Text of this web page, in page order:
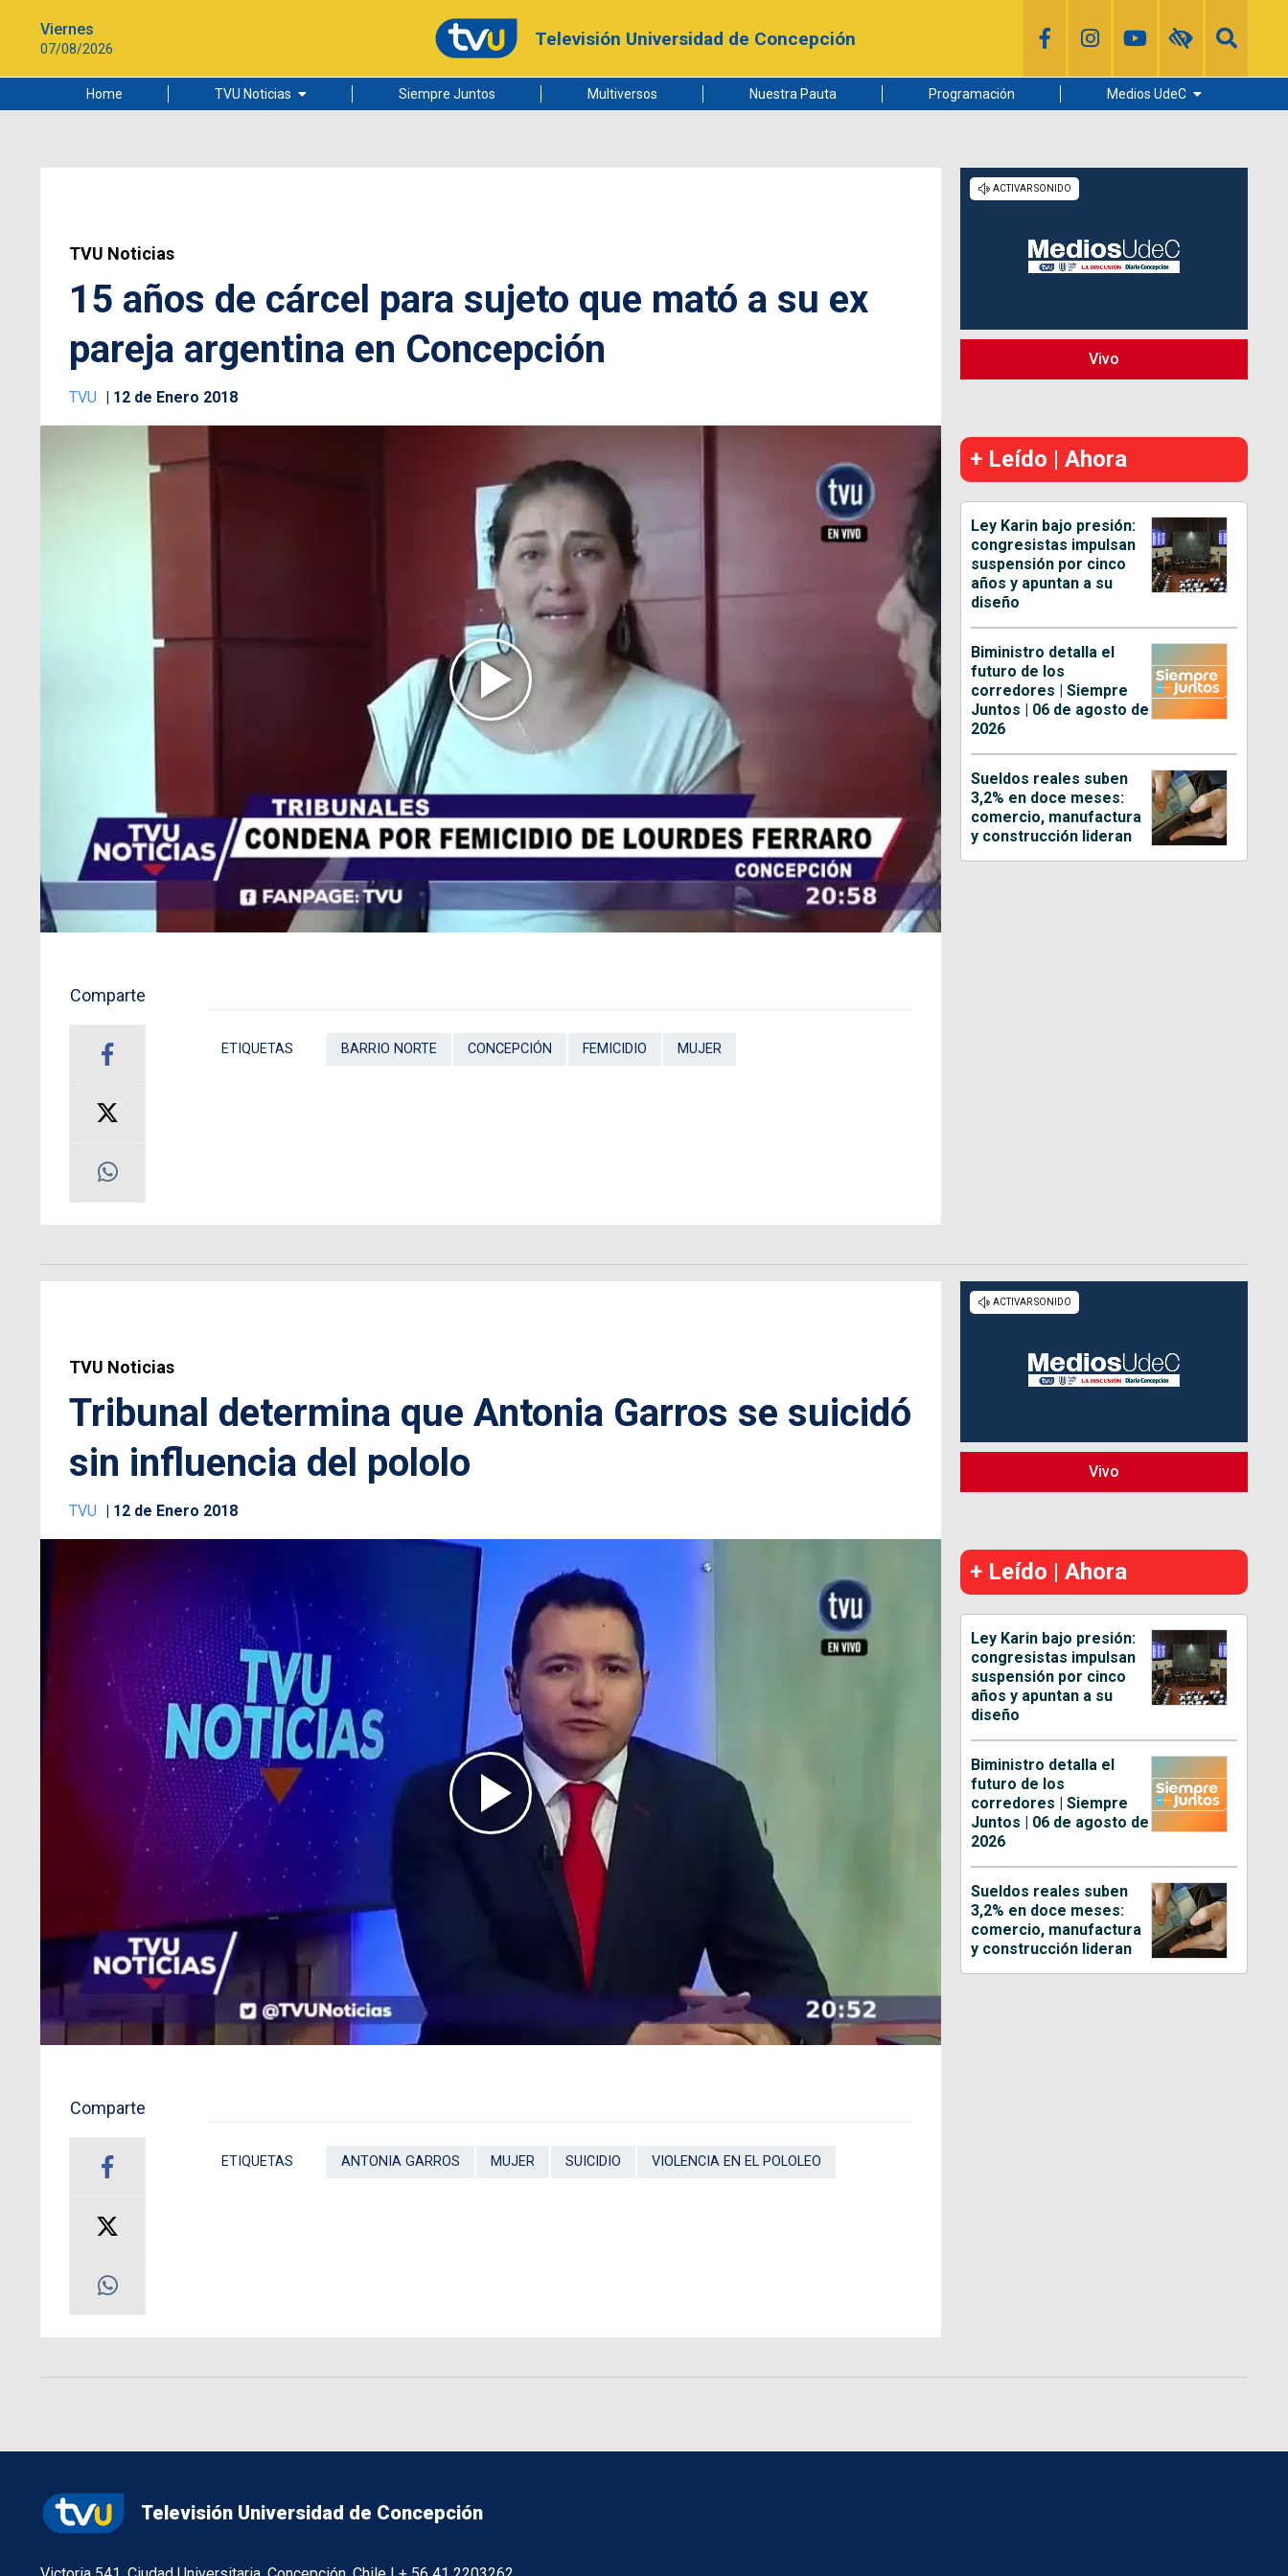
Viernes
07/08/2026 Televisión Universidad de Concepción
Home TVU Noticias
Ciudad
Siempre Juntos Multiversos Nuestra Pauta Programación Medios UdeC
Radio UdeC
Noticias UdeC
TVU Noticias
15 años de cárcel para sujeto que mató a su ex
pareja argentina en Concepción
TVU 12 de Enero 2018
Comparte
ETIQUETAS BARRIO NORTE CONCEPCIÓN FEMICIDIO MUJER
Vivo
+ Leído | Ahora
Ley Karin bajo presión:
congresistas impulsan
suspensión por cinco
años y apuntan a su
diseño
Biministro detalla el
futuro de los
corredores | Siempre
Juntos | 06 de agosto de
2026
Sueldos reales suben
3,2% en doce meses:
comercio, manufactura
y construcción lideran
TVU Noticias
Tribunal determina que Antonia Garros se suicidó
sin influencia del pololo
TVU 12 de Enero 2018
Comparte
ETIQUETAS ANTONIA GARROS MUJER SUICIDIO VIOLENCIA EN EL POLOLEO
Vivo
+ Leído | Ahora
Ley Karin bajo presión:
congresistas impulsan
suspensión por cinco
años y apuntan a su
diseño
Biministro detalla el
futuro de los
corredores | Siempre
Juntos | 06 de agosto de
2026
Sueldos reales suben
3,2% en doce meses:
comercio, manufactura
y construcción lideran
Televisión Universidad de Concepción